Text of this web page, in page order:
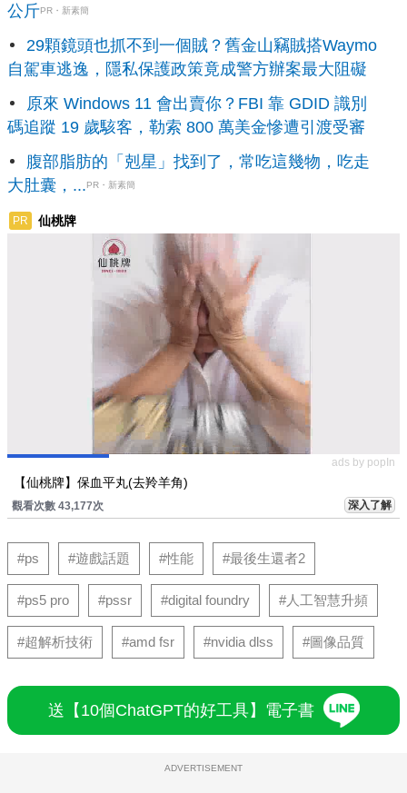
公斤PR・新素簡
29顆鏡頭也抓不到一個賊？舊金山竊賊搭Waymo
自駕車逃逸，隱私保護政策竟成警方辦案最大阻礙
原來 Windows 11 會出賣你？FBI 靠 GDID 識別
碼追蹤 19 歲駭客，勒索 800 萬美金慘遭引渡受審
腹部脂肪的「剋星」找到了，常吃這幾物，吃走
大肚囊，...PR・新素簡
PR 仙桃牌
ads by popIn
【仙桃牌】保血平丸(去羚羊角)
觀看次數 43,177次 深入了解
#ps #遊戲話題 #性能 #最後生還者2
#ps5 pro #pssr #digital foundry #人工智慧升頻
#超解析技術 #amd fsr #nvidia dlss #圖像品質
送【10個ChatGPT的好工具】電子書
ADVERTISEMENT